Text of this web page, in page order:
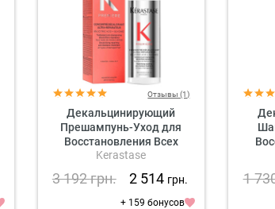
Отзывы (1)
Декальцинирующий
Прешампунь-Уход для
Восстановления Всех
Типов Поврежденных
Concentre Decalcifiant Ultra-
Reparateur
Kerastase
3 192грн. 2 514 грн.
+ 159 бонусов
Bain
1